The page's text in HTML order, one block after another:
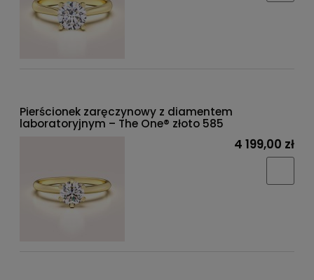
Pierścionek zaręczynowy z diamentem
laboratoryjnym – The One® złoto 585
4 199,00 zł